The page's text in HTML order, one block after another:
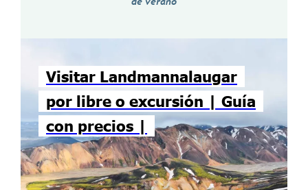
Visitar Landmannalaugar
por libre o excursión | Guía
con precios |